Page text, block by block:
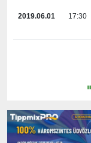
2019.06.01 17:30